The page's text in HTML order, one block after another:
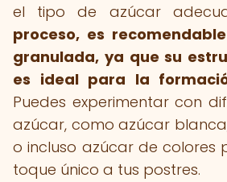
el tipo de azúcar
proceso, es
granulada, ya que su
es ideal para la
Puedes experimentar con
azúcar, como azúcar
o incluso azúcar de colores
toque único a tus postres.